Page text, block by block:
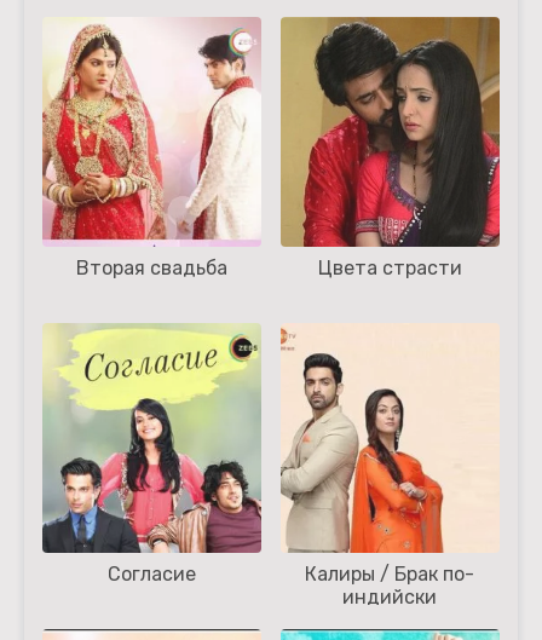
Вторая свадьба Цвета страсти
Согласие
Калиры / Брак по-
индийски